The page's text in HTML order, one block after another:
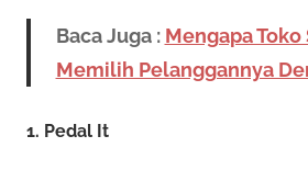
Baca Juga : Mengapa
Memilih Pelanggannya
1. Pedal It